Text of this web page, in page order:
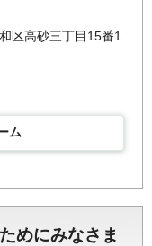
区高砂三丁目15番1
ム
めにみなさま